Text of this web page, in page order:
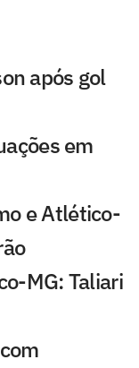
após gol
em
e Atlético-
MG: Taliari